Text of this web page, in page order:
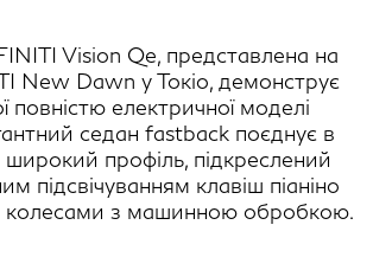
Vision Qe, представлена на
New Dawn у Токіо, демонструє
повністю електричної моделі
седан fastback поєднує в
широкий профіль, підкреслений
підсвічуванням клавіш піаніно
колесами з машинною обробкою.